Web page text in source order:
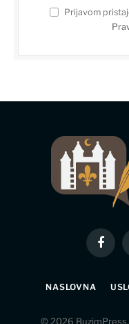
Prijavom
NASLOVNA
© 2026